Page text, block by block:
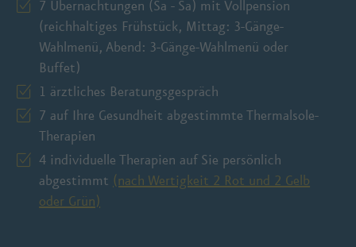
7 Übernachtungen (Sa - Sa) mit Vollpension
(reichhaltiges Frühstück, Mittag: 3-Gänge-
Wahlmenü, Abend: 3-Gänge-Wahlmenü oder
Buffet)
1 ärztliches Beratungsgespräch
7 auf Ihre Gesundheit abgestimmte Thermalsole-
Therapien
4 individuelle Therapien auf Sie persönlich
abgestimmt (nach Wertigkeit 2 Rot und 2 Gelb
oder Grün)